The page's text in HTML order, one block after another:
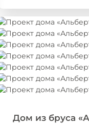
Дом из бруса